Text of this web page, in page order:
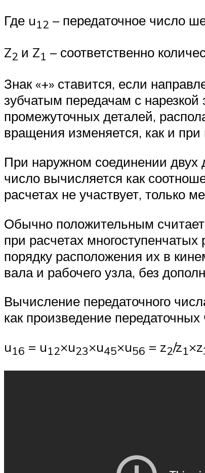
Где u12 – передаточное число
Z2 и Z1 – соответственно
Знак «+» ставится, если
зубчатым передачам с
промежуточных деталей,
вращения изменяется, как и
При наружном соединении двух
число вычисляется как
расчетах не участвует, только
Обычно положительным
при расчетах
порядку расположения их в
вала и рабочего узла, без
Вычисление передаточного
как произведение
u16 = u12×u23×u45×u56 = z2/z1×z